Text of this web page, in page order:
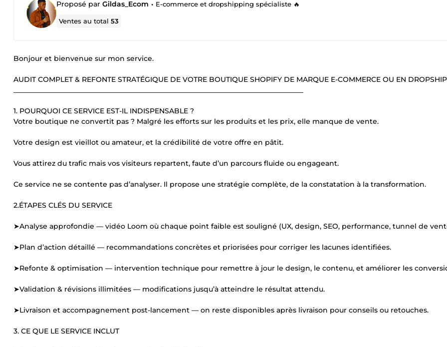
Proposé par Gildas_Ecom • E-commerce et dropshipping spécialiste 🔥
Ventes au total53
Bonjour et bienvenue sur mon service.
AUDIT COMPLET & REFONTE STRATÉGIQUE DE VOTRE BOUTIQUE SHOPIFY DE MARQUE E-COMMERCE OU EN
1. POURQUOI CE SERVICE EST-IL INDISPENSABLE ?
Votre boutique ne convertit pas ? Malgré les efforts sur les produits et les prix, elle manque de vente.
Votre design est vieillot ou amateur, et la crédibilité de votre offre en pâtit.
Vous attirez du trafic mais vos visiteurs repartent, faute d’un parcours fluide ou engageant.
Ce service ne se contente pas d’analyser. Il propose une stratégie complète, de la constatation à la transformation.
2.ÉTAPES CLÉS DU SERVICE
➤Analyse approfondie — vidéo Loom où chaque point faible est souligné (UX, design, SEO, performance, tunnel de
➤Plan d’action détaillé — recommandations concrètes et priorisées pour corriger les lacunes identifiées.
➤Refonte & optimisation — intervention technique pour remettre à jour le design, le contenu, et améliorer les
➤Validation & révisions illimitées — modifications jusqu’à atteindre le résultat attendu.
➤Livraison et accompagnement post-lancement — on reste disponibles après livraison pour conseils ou retouches.
3. CE QUE LE SERVICE INCLUT